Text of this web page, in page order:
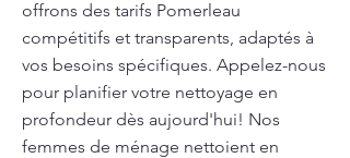
offrons des tarifs Pomerleau
compétitifs et transparents, adaptés à
vos besoins spécifiques. Appelez-nous
pour planifier votre nettoyage en
profondeur dès aujourd'hui! Nos
femmes de ménage nettoient en